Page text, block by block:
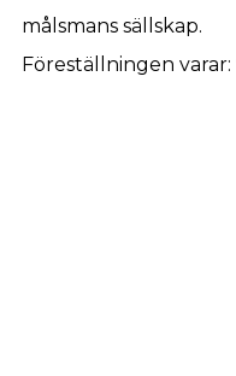
målsmans sällskap.
Föreställningen